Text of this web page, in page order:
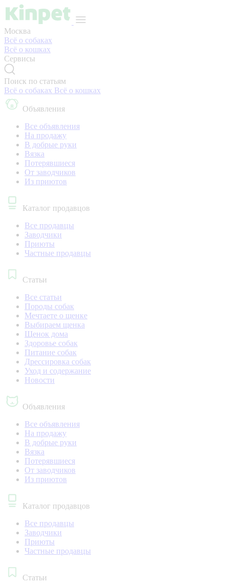
Москва
Всё о собаках
Всё о кошках
Сервисы
Поиск по статьям
Всё о собаках Всё о кошках
Объявления
Все объявления
На продажу
В добрые руки
Вязка
Потерявшиеся
От заводчиков
Из приютов
Каталог продавцов
Все продавцы
Заводчики
Приюты
Частные продавцы
Статьи
Все статьи
Породы собак
Мечтаете о щенке
Выбираем щенка
Щенок дома
Здоровье собак
Питание собак
Дрессировка собак
Уход и содержание
Новости
Объявления
Все объявления
На продажу
В добрые руки
Вязка
Потерявшиеся
От заводчиков
Из приютов
Каталог продавцов
Все продавцы
Заводчики
Приюты
Частные продавцы
Статьи